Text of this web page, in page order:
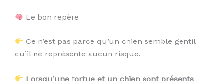
Le bon repère
Ce n’est pas parce qu’un chien semble gentil
qu’il ne représente aucun risque.
Lorsqu’une tortue et un chien sont présents